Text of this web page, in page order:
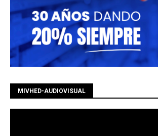
MIVHED-AUDIOVISUAL